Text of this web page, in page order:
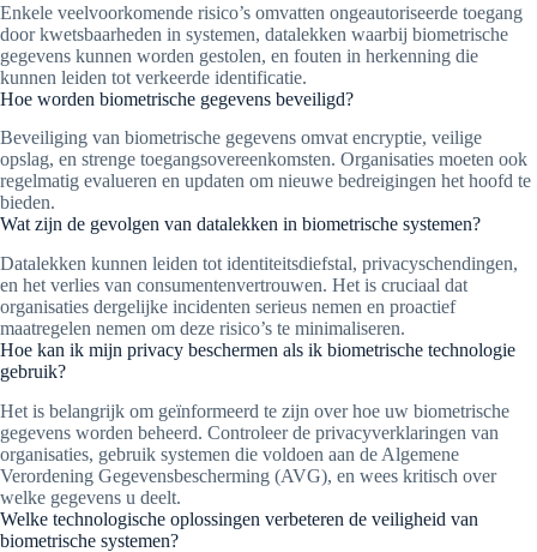
Enkele veelvoorkomende risico’s omvatten ongeautoriseerde toegang
door kwetsbaarheden in systemen, datalekken waarbij biometrische
gegevens kunnen worden gestolen, en fouten in herkenning die
kunnen leiden tot verkeerde identificatie.
Hoe worden biometrische gegevens beveiligd?
Beveiliging van biometrische gegevens omvat encryptie, veilige
opslag, en strenge toegangsovereenkomsten. Organisaties moeten ook
regelmatig evalueren en updaten om nieuwe bedreigingen het hoofd te
bieden.
Wat zijn de gevolgen van datalekken in biometrische systemen?
Datalekken kunnen leiden tot identiteitsdiefstal, privacyschendingen,
en het verlies van consumentenvertrouwen. Het is cruciaal dat
organisaties dergelijke incidenten serieus nemen en proactief
maatregelen nemen om deze risico’s te minimaliseren.
Hoe kan ik mijn privacy beschermen als ik biometrische technologie
gebruik?
Het is belangrijk om geïnformeerd te zijn over hoe uw biometrische
gegevens worden beheerd. Controleer de privacyverklaringen van
organisaties, gebruik systemen die voldoen aan de Algemene
Verordening Gegevensbescherming (AVG), en wees kritisch over
welke gegevens u deelt.
Welke technologische oplossingen verbeteren de veiligheid van
biometrische systemen?